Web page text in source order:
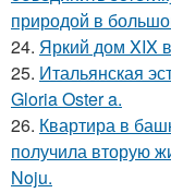
природой в
24. Яркий дом XIX
25. Итальянская
Gloria Oster a.
26. Квартира в
получила вторую
Noju.